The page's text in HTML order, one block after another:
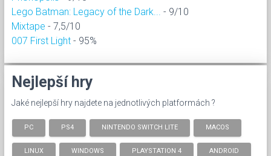
Lego Batman: Legacy of the Dark...
- 9/10
Mixtape - 7,5/10
007 First Light - 95%
Nejlepší hry
Jaké nejlepší hry najdete na jednotlivých platformách ?
PC PS4 NINTENDO SWITCH LITE MACOS
LINUX WINDOWS PLAYSTATION 4 ANDROID